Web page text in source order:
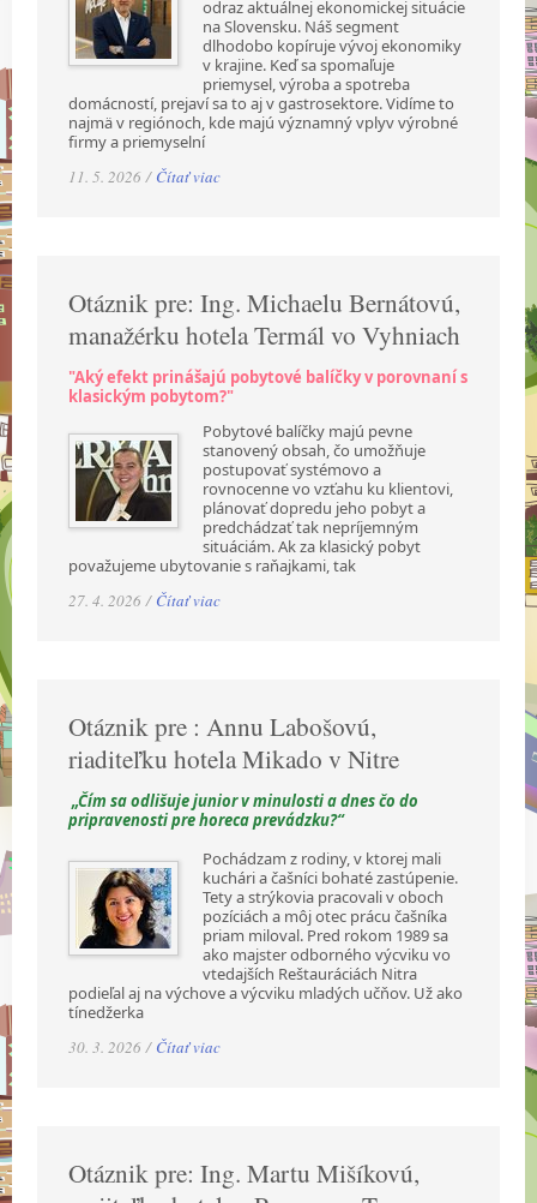
odraz aktuálnej ekonomickej situácie
na Slovensku. Náš segment
dlhodobo kopíruje vývoj ekonomiky
v krajine. Keď sa spomaľuje
priemysel, výroba a spotreba
domácností, prejaví sa to aj v gastrosektore. Vidíme to
najmä v regiónoch, kde majú významný vplyv výrobné
firmy a priemyselní
11. 5. 2026 / Čítať viac
Otáznik pre: Ing. Michaelu Bernátovú,
manažérku hotela Termál vo Vyhniach
"Aký efekt prinášajú pobytové balíčky v porovnaní s
klasickým pobytom?"
Pobytové balíčky majú pevne
stanovený obsah, čo umožňuje
postupovať systémovo a
rovnocenne vo vzťahu ku klientovi,
plánovať dopredu jeho pobyt a
predchádzať tak nepríjemným
situáciám. Ak za klasický pobyt
považujeme ubytovanie s raňajkami, tak
27. 4. 2026 / Čítať viac
Otáznik pre : Annu Labošovú,
riaditeľku hotela Mikado v Nitre
„Čím sa odlišuje junior v minulosti a dnes čo do
pripravenosti pre horeca prevádzku?“
Pochádzam z rodiny, v ktorej mali
kuchári a čašníci bohaté zastúpenie.
Tety a strýkovia pracovali v oboch
pozíciách a môj otec prácu čašníka
priam miloval. Pred rokom 1989 sa
ako majster odborného výcviku vo
vtedajších Reštauráciách Nitra
podieľal aj na výchove a výcviku mladých učňov. Už ako
tínedžerka
30. 3. 2026 / Čítať viac
Otáznik pre: Ing. Martu Mišíkovú,